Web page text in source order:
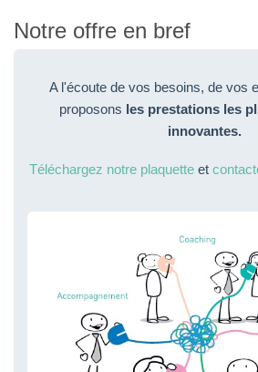
Notre offre en bref
A l'écoute de vos besoins, de vos
proposons les prestations les
innovantes.
Téléchargez notre plaquette et